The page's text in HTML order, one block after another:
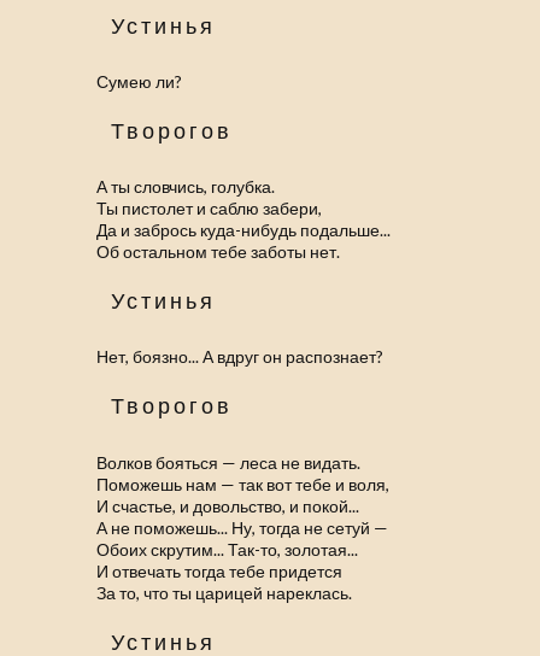
Устинья
Сумею ли?
Творогов
А ты словчись, голубка.
Ты пистолет и саблю забери,
Да и забрось куда-нибудь подальше...
Об остальном тебе заботы нет.
Устинья
Нет, боязно... А вдруг он распознает?
Творогов
Волков бояться — леса не видать.
Поможешь нам — так вот тебе и воля,
И счастье, и довольство, и покой...
А не поможешь... Ну, тогда не сетуй —
Обоих скрутим... Так-то, золотая...
И отвечать тогда тебе придется
За то, что ты царицей нареклась.
Устинья